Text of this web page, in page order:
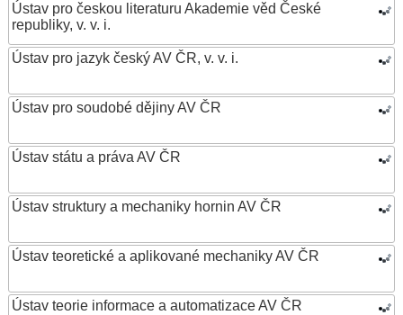
Ústav pro českou literaturu Akademie věd České
republiky, v. v. i.
Ústav pro jazyk český AV ČR, v. v. i.
Ústav pro soudobé dějiny AV ČR
Ústav státu a práva AV ČR
Ústav struktury a mechaniky hornin AV ČR
Ústav teoretické a aplikované mechaniky AV ČR
Ústav teorie informace a automatizace AV ČR